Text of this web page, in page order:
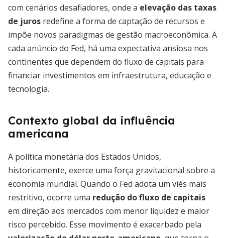
com cenários desafiadores, onde a elevação das taxas
de juros redefine a forma de captação de recursos e
impõe novos paradigmas de gestão macroeconômica. A
cada anúncio do Fed, há uma expectativa ansiosa nos
continentes que dependem do fluxo de capitais para
financiar investimentos em infraestrutura, educação e
tecnologia.
Contexto global da influência
americana
A política monetária dos Estados Unidos,
historicamente, exerce uma força gravitacional sobre a
economia mundial. Quando o Fed adota um viés mais
restritivo, ocorre uma redução do fluxo de capitais
em direção aos mercados com menor liquidez e maior
risco percebido. Esse movimento é exacerbado pela